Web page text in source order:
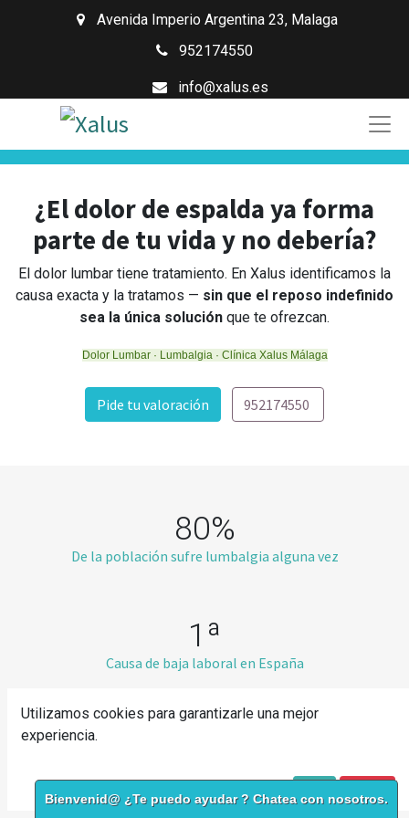
Avenida Imperio Argentina 23, Malaga
952174550
info@xalus.es
¿El dolor de espalda ya forma
parte de tu vida y no debería?
El dolor lumbar tiene tratamiento. En Xalus identificamos la
causa exacta y la tratamos — sin que el reposo indefinido
sea la única solución que te ofrezcan.
Dolor Lumbar · Lumbalgia · Clínica Xalus Málaga
Pide tu valoración 952174550
80%
De la población sufre lumbalgia alguna vez
1ª
Causa de baja laboral en España
Utilizamos cookies para garantizarle una mejor
experiencia.
Bienvenid@ ¿Te puedo ayudar ? Chatea con nosotros.